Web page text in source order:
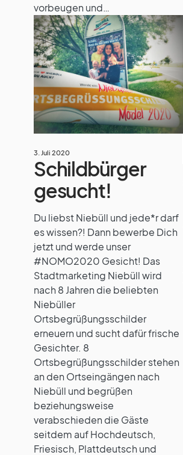
vorbeugen und…
3. Juli 2020
Schildbürger
gesucht!
Du liebst Niebüll und jede*r darf
es wissen?! Dann bewerbe Dich
jetzt und werde unser
#NOMO2020 Gesicht! Das
Stadtmarketing Niebüll wird
nach 8 Jahren die beliebten
Niebüller
Ortsbegrüßungsschilder
erneuern und sucht dafür frische
Gesichter. 8
Ortsbegrüßungsschilder stehen
an den Ortseingängen nach
Niebüll und begrüßen
beziehungsweise
verabschieden die Gäste
seitdem auf Hochdeutsch,
Friesisch, Plattdeutsch und